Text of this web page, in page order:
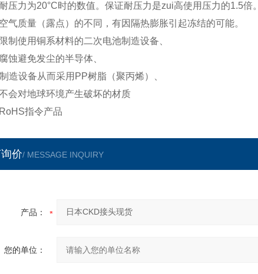
压力为20°C时的数值。保证耐压力是zui高使用压力的1.5倍。
气质量（露点）的不同，有因隔热膨胀引起冻结的可能。
制使用铜系材料的二次电池制造设备、
蚀避免发尘的半导体、
造设备从而采用PP树脂（聚丙烯）、
会对地球环境产生破坏的材质
指令产品
价/ MESSAGE INQUIRY
产品：
您的单位：